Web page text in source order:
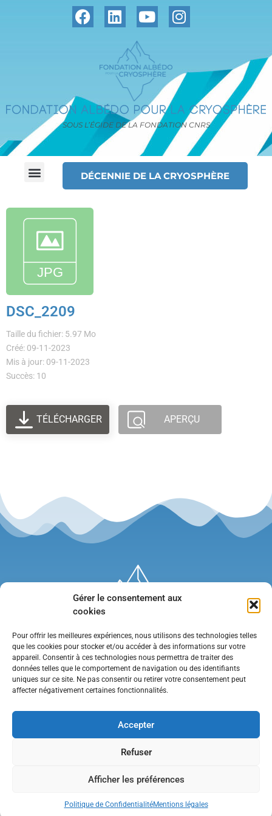
Gérer le consentement aux
cookies
Pour offrir les meilleures expériences, nous utilisons des technologies telles
que les cookies pour stocker et/ou accéder à des informations sur votre
appareil. Consentir à ces technologies nous permettra de traiter des
données telles que le comportement de navigation ou des identifiants
uniques sur ce site. Ne pas consentir ou retirer votre consentement peut
affecter négativement certaines fonctionnalités.
Accepter
Refuser
Afficher les préférences
Politique de ConfidentialitéMentions légales
SOUS L’ÉGIDE DE LA FONDATION CNRS
DÉCENNIE DE LA CRYOSPHÈRE
DSC_2209
Taille du fichier: 5.97 Mo
Créé: 09-11-2023
Mis à jour: 09-11-2023
Succès: 10
TÉLÉCHARGER APERÇU
•Contact